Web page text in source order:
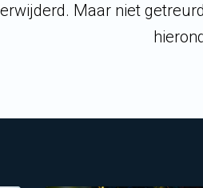
Maar niet